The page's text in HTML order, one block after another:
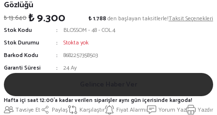
Gözlüğü
₺ 13.640₺ 9.300 ₺ 1.788den başlayan taksitlerle!Taksit Seçenekleri
Stok Kodu
BLOSSOM - 48 - COL.4
Stok Durumu
Stokta yok
Barkod Kodu
8682257358503
Garanti Süresi
24 Ay
Tavsiye Et Paylaş Karşılaştır Fiyat Alarmı Yorum Yaz Yazdır
Hafta içi saat 12:00'a kadar verilen siparişler aynı gün içerisinde kargoda!